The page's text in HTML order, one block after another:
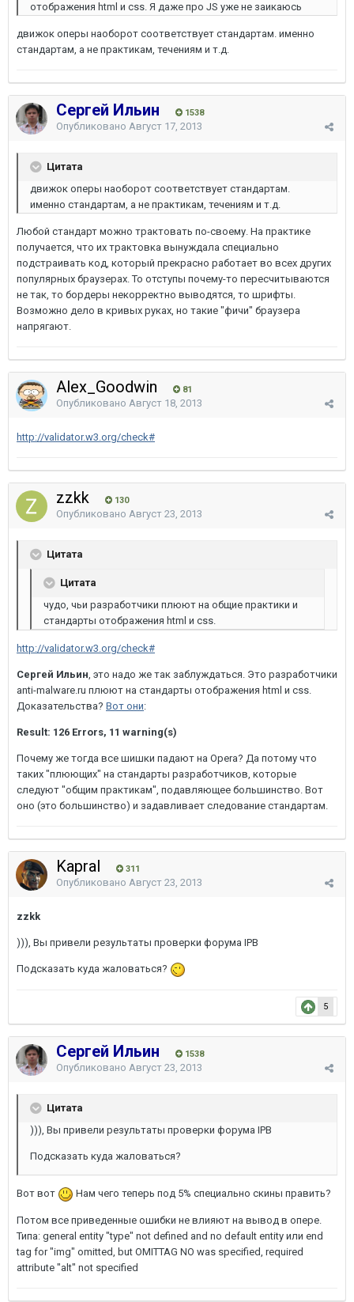
отображения html и css. Я даже про JS уже не заикаюсь
движок оперы наоборот соответствует стандартам. именно
стандартам, а не практикам, течениям и т.д.
Сергей Ильин 1538
Опубликовано Август 17, 2013
Цитата
движок оперы наоборот соответствует стандартам.
именно стандартам, а не практикам, течениям и т.д.
Любой стандарт можно трактовать по-своему. На практике
получается, что их трактовка вынуждала специально
подстраивать код, который прекрасно работает во всех других
популярных браузерах. То отступы почему-то пересчитываются
не так, то бордеры некорректно выводятся, то шрифты.
Возможно дело в кривых руках, но такие "фичи" браузера
напрягают.
Alex_Goodwin 81
Опубликовано Август 18, 2013
http://validator.w3.org/check#
zzkk 130
Опубликовано Август 23, 2013
Цитата
Цитата
чудо, чьи разработчики плюют на общие практики и
стандарты отображения html и css.
http://validator.w3.org/check#
Сергей Ильин, это надо же так заблуждаться. Это разработчики
anti-malware.ru плюют на стандарты отображения html и css.
Доказательства? Вот они:
Result: 126 Errors, 11 warning(s)
Почему же тогда все шишки падают на Opera? Да потому что
таких "плюющих" на стандарты разработчиков, которые
следуют "общим практикам", подавляющее большинство. Вот
оно (это большинство) и задавливает следование стандартам.
Kapral 311
Опубликовано Август 23, 2013
zzkk
))), Вы привели результаты проверки форума IPB
Подсказать куда жаловаться?
5
Сергей Ильин 1538
Опубликовано Август 23, 2013
Цитата
))), Вы привели результаты проверки форума IPB
Подсказать куда жаловаться?
Вот вот Нам чего теперь под 5% специально скины править?
Потом все приведенные ошибки не влияют на вывод в опере.
Типа: general entity "type" not defined and no default entity или end
tag for "img" omitted, but OMITTAG NO was specified, required
attribute "alt" not specified